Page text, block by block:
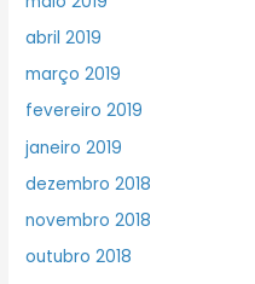
abril 2019
março 2019
fevereiro 2019
janeiro 2019
dezembro 2018
novembro 2018
outubro 2018